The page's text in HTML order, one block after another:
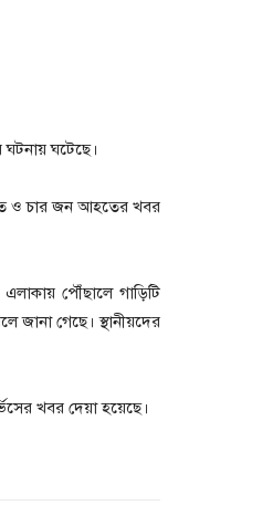
ঘটেছে।
ও চার জন আহতের খবর
পৌঁছালে গাড়িটি
জানা গেছে। স্থানীয়দের
খবর দেয়া হয়েছে।